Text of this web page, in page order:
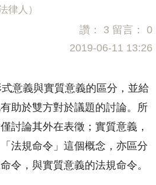
律人）
讚： 3 留言： 0
2019-06-11 13:26
意義與實質意義的區分，並給
助於雙方對於議題的討論。所
討論其外在表徵；實質意義，
法規命令」這個概念，亦區分
令，與實質意義的法規命令。